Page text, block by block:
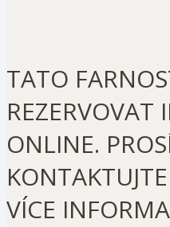
TATO
REZERVOVAT
ONLINE.
VÍCE